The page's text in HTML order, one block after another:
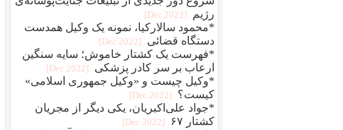
رژیم
[2022 Dec]
*محمود سالارکیا، نمونه یک وکیل همدست
دستگاه قضائی
[2022 Dec]
*فهرست یک کشتار خاموش؛ سایه سنگین
ارعاب بر سر کادر پزشکی
[2022 Dec]
*وکیل چیست و «وکیل جمهوری اسلامی»
کیست؟
[2022 Dec]
*جواد علی‌اکبریان، یکی دیگر از مجریان
کشتار ۶۷
[2022 Dec]